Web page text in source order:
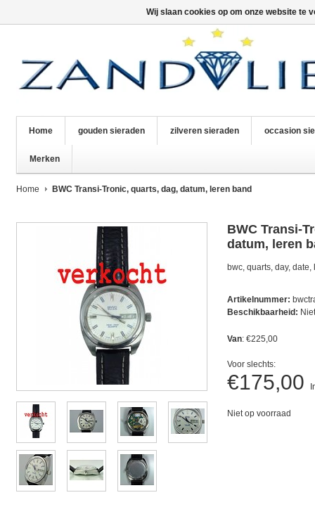
Home gouden sieraden zilveren sieraden occasion
Merken
Home BWC Transi-Tronic, quarts, dag, datum, leren band
BWC Transi-
datum, leren
bwc, quarts, day,
Artikelnummer:
Beschikbaarheid:
Van: €225,00
Voor slechts:
€175,00
Niet op voorraad
Wij slaan cookies op om onze website te